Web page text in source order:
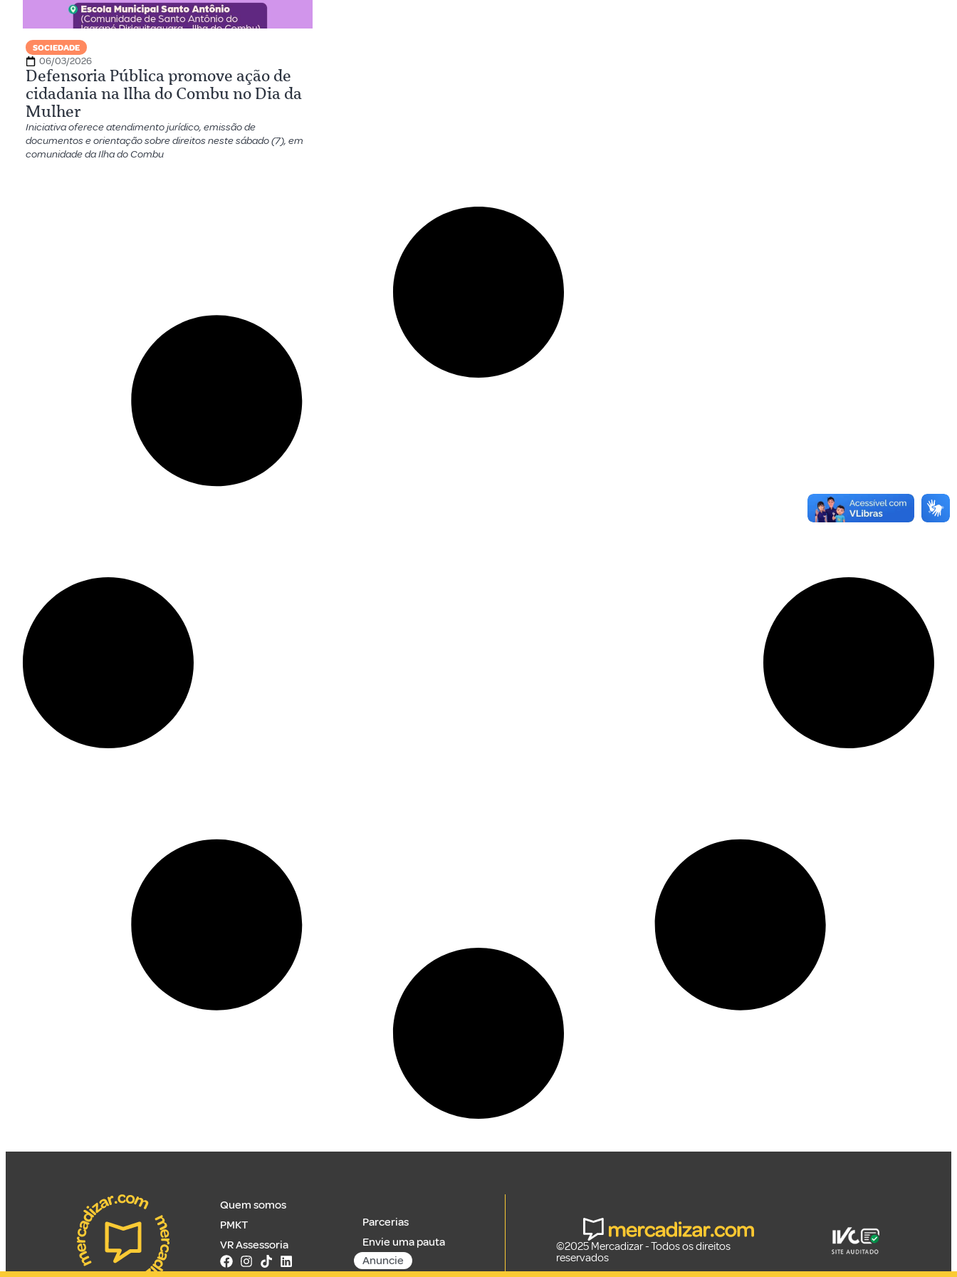
SOCIEDADE
06/03/2026
Defensoria Pública promove ação de
cidadania na Ilha do Combu no Dia da
Mulher
Iniciativa oferece atendimento jurídico, emissão de
documentos e orientação sobre direitos neste sábado (7), em
comunidade da Ilha do Combu
Quem somos
PMKT
VR Assessoria
Parcerias
Envie uma pauta
Anuncie
©2025 Mercadizar - Todos os direitos
reservados